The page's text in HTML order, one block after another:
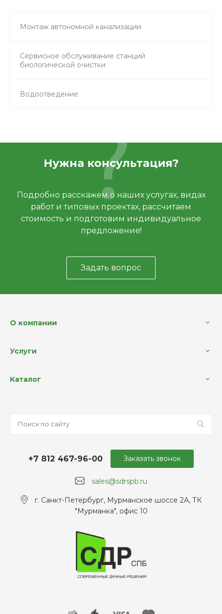
Монтаж автономной канализации
Сервисное обслуживание станций
биологической очистки
Водоотведение
Нужна консультация?
Подробно расскажем о наших услугах, видах
работ и типовых проектах, рассчитаем
стоимость и подготовим индивидуальное
предложение!
Задать вопрос
О компании
Услуги
Каталог
sales@sdrspb.ru
+7 812 467-96-00
г. Санкт-Петербург, Мурманское шоссе 2А, ТК
"Мурманка", офис 10
Заказать звонок